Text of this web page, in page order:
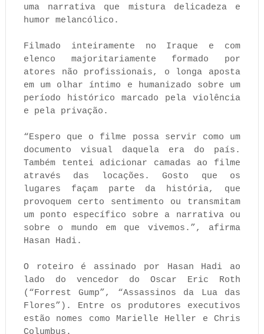
uma narrativa que mistura delicadeza e
humor melancólico.
Filmado inteiramente no Iraque e com
elenco majoritariamente formado por
atores não profissionais, o longa aposta
em um olhar íntimo e humanizado sobre um
período histórico marcado pela violência
e pela privação.
“Espero que o filme possa servir como um
documento visual daquela era do país.
Também tentei adicionar camadas ao filme
através das locações. Gosto que os
lugares façam parte da história, que
provoquem certo sentimento ou transmitam
um ponto específico sobre a narrativa ou
sobre o mundo em que vivemos.”, afirma
Hasan Hadi.
O roteiro é assinado por Hasan Hadi ao
lado do vencedor do Oscar Eric Roth
(“Forrest Gump”, “Assassinos da Lua das
Flores”). Entre os produtores executivos
estão nomes como Marielle Heller e Chris
Columbus.